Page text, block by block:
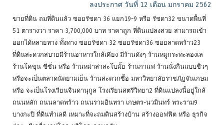
ลงประกาศ วันที่ 12 เดือน มกราคม 2562
ขายที่ดิน ถมที่ดินแล้ว ซอยรัชดา 36 แยก19-9 หรือ รัชดา32 ขนาดพื้นที่
51 ตารางวา ราคา 3,700,000 บาท ราคาถูก ที่ดินแปลงสวย สามารถเข้า
ออกได้หลายทาง ทั้งทาง ซอยรัชดา 32 ซอยรัชดา36 ซอยลาดพร้าว23
ที่ดินสะดวกสบายมีร้านอาหารใกล้เคียง มีร้านดังๆ ร้านหมูกระทะลองเล
ร้านโคขุน ซีซั่น หรือ ร้านหม่าล่าสะโบมั้ย ร้านกาแฟ ร้านนั่งกินแบบชิวๆ
หรือจะเป็นตลาดนัดยามเย็น ร้านสะดวกซื้อ มหาวิทยาลัยราชภัฏจันเกษม
หรือ จะเป็นโรงเรียนจินดานุกูล โรงเรียนสตรีวิทยา2 ที่ดินแปลงนี้อยู่ใกล้
ถนนหลัก ถนนลาดพร้าว ถนนรามอินทรา เกษตร-นวมินทร์ พระราม9
บางกะปิ ที่ดินทำเลดี เหมาะที่จะถมดินสร้างบ้าน สร้างออฟฟิต หรือ ธุรกิจ